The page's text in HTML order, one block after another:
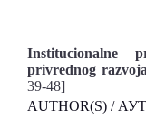
Institucionalne
privrednog
39-48]
AUTHOR(S) /